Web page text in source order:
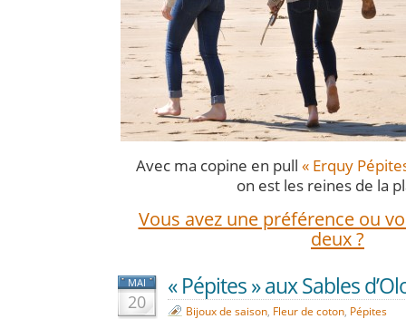
Avec ma copine en pull « Erquy
on est les reines de la
Vous avez une préférence ou
deux ?
MAI
20
« Pépites » aux Sables
Bijoux de saison, Fleur de coton, Pépites